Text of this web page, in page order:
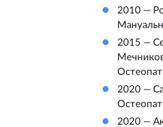
2010 —
2015 —
2020 —
2020 —